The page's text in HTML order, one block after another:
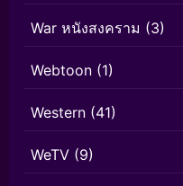
War หนังสงคราม (3)
Webtoon (1)
Western (41)
WeTV (9)